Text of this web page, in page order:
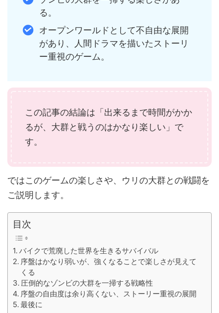
る。
オープンワールドとして不自由な展開
があり、人間ドラマを描いたストーリ
ー重視のゲーム。
この記事の結論は「出来るまで時間がかか
るが、大群と戦うのはかなり楽しい」で
す。
ではこのゲームの楽しさや、ウリの大群との戦闘を
ご説明します。
目次
バイクで荒廃した世界を生きるサバイバル
序盤はかなり弱いが、強くなることで楽しさが見えて
くる
圧倒的なゾンビの大群を一掃する戦略性
序盤の自由度は余り高くない、ストーリー重視の展開
最後に